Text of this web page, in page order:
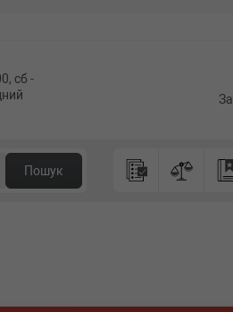
сб -
Пошук